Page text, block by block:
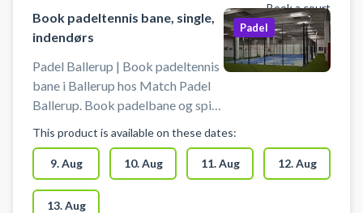
Book a court
Book padeltennis bane, single,
indendørs
Padel Ballerup | Book padeltennis
bane i Ballerup hos Match Padel
Ballerup. Book padelbane og spil
det indendørs padelcenter
beliggende på Telegrafvej 6, 2750
Ballerup - perfekt for padel
spillere fra Værløse, Måløv og
Padel
This product is available on these dates:
9. Aug 10. Aug 11. Aug 12. Aug
13. Aug